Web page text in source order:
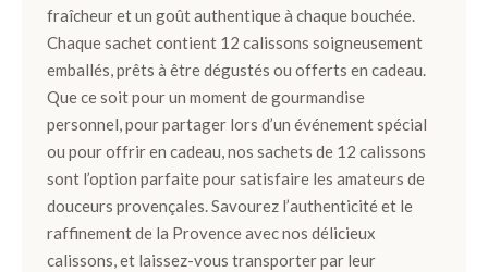
Box
et
Panier
Coffrets
de
plantation
Gourmand
fraîcheur et un goût authentique à chaque bouchée.
Chaque sachet contient 12 calissons soigneusement
emballés, prêts à être dégustés ou offerts en cadeau.
Que ce soit pour un moment de gourmandise
personnel, pour partager lors d’un événement spécial
ou pour offrir en cadeau, nos sachets de 12 calissons
sont l’option parfaite pour satisfaire les amateurs de
douceurs provençales. Savourez l’authenticité et le
raffinement de la Provence avec nos délicieux
calissons, et laissez-vous transporter par leur